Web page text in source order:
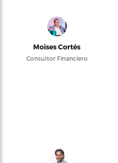
Moises Cortés
Consultor Financiero